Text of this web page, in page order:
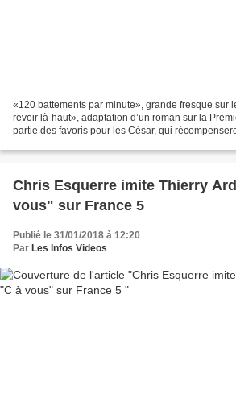
«120 battements par minute», grande fresque sur
revoir là-haut», adaptation d’un roman sur la
partie des favoris pour les César, qui
Chris Esquerre imite Thierry
vous" sur France 5
Publié le 31/01/2018 à 12:20
Par Les Infos Videos